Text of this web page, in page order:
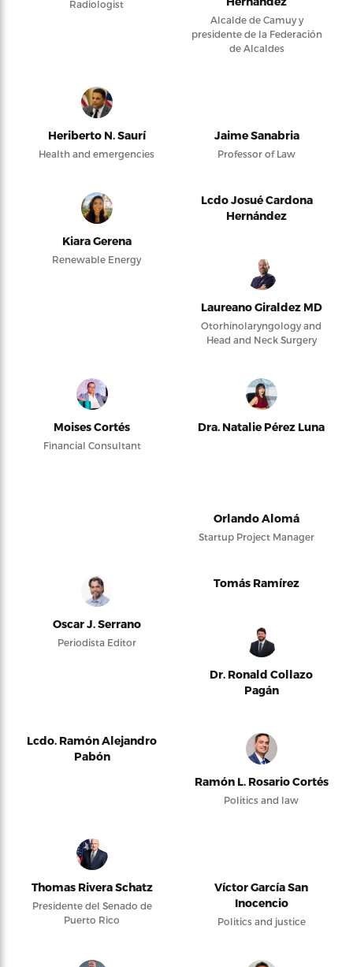
Radiologist
Alcalde de Camuy y
presidente de la Federación
de Alcaldes
Heriberto N. Saurí
Health and emergencies
Jaime Sanabria
Professor of Law
Kiara Gerena
Renewable Energy
Lcdo Josué Cardona
Hernández
Laureano Giraldez MD
Otorhinolaryngology and
Head and Neck Surgery
Moises Cortés
Financial Consultant
Dra. Natalie Pérez Luna
Orlando Alomá
Startup Project Manager
Oscar J. Serrano
Periodista Editor
Tomás Ramírez
Dr. Ronald Collazo
Pagán
Lcdo. Ramón Alejandro
Pabón
Ramón L. Rosario Cortés
Politics and law
Thomas Rivera Schatz
Presidente del Senado de
Puerto Rico
Víctor García San
Inocencio
Politics and justice